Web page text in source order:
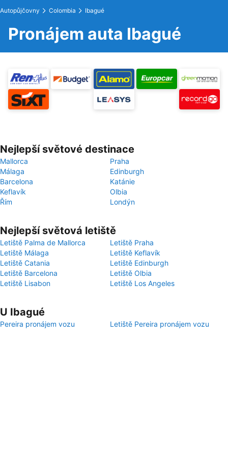
Autopůjčovny Colombia Ibagué
Pronájem auta Ibagué
Nejlepší světové destinace
Mallorca
Praha
Málaga
Edinburgh
Barcelona
Katánie
Keflavík
Olbia
Řím
Londýn
Nejlepší světová letiště
Letiště Palma de Mallorca
Letiště Praha
Letiště Málaga
Letiště Keflavík
Letiště Catania
Letiště Edinburgh
Letiště Barcelona
Letiště Olbia
Letiště Lisabon
Letiště Los Angeles
U Ibagué
Pereira pronájem vozu Letiště Pereira pronájem vozu